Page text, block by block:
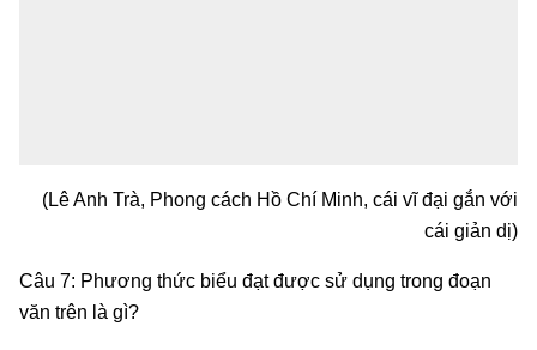
(Lê Anh Trà, Phong cách Hồ Chí Minh, cái vĩ đại gắn với
cái giản dị)
Câu 7: Phương thức biểu đạt được sử dụng trong đoạn
văn trên là gì?